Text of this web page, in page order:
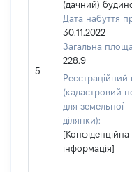
5
(дачний)
Дата набуття
30.11.2022
Загальна
228.9
(кадастровий
для земельної
ділянки):
[Конфіденційна
інформація]